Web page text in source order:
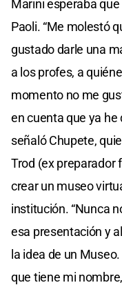
Marini esperaba
Paoli. “Me molestó
gustado darle una
a los profes, a
momento no me
en cuenta que ya he
señaló Chupete,
Trod (ex preparador
crear un museo
institución. “Nunca
esa presentación y
la idea de un
que tiene mi